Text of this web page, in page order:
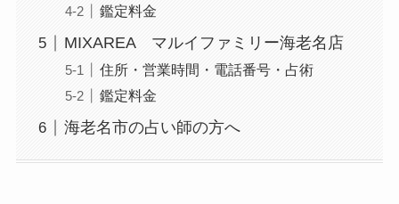
鑑定料金
MIXAREA マルイファミリー海老名店
住所・営業時間・電話番号・占術
鑑定料金
海老名市の占い師の方へ